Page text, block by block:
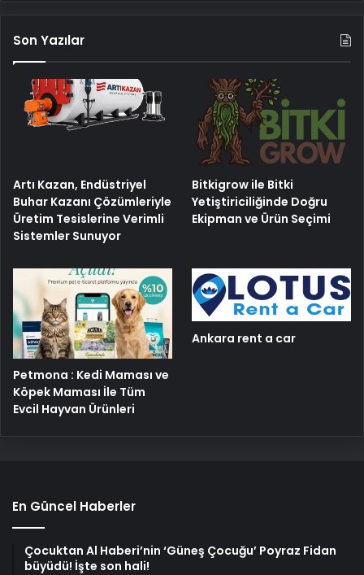
Son Yazılar
Artı Kazan, Endüstriyel
Buhar Kazanı Çözümleriyle
Üretim Tesislerine Verimli
Sistemler Sunuyor
Bitkigrow ile Bitki
Yetiştiriciliğinde Doğru
Ekipman ve Ürün Seçimi
Petmona : Kedi Maması ve
Köpek Maması İle Tüm
Evcil Hayvan Ürünleri
Ankara rent a car
En Güncel Haberler
Çocuktan Al Haberi’nin ‘Güneş Çocuğu’ Poyraz Fidan
büyüdü! İşte son hali!